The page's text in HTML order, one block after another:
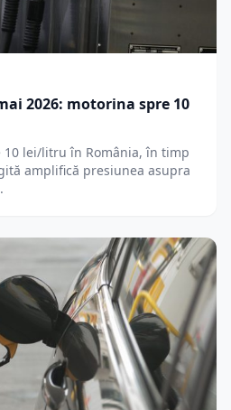
2026: motorina spre 10
10 lei/litru în România, în timp
amplifică presiunea asupra